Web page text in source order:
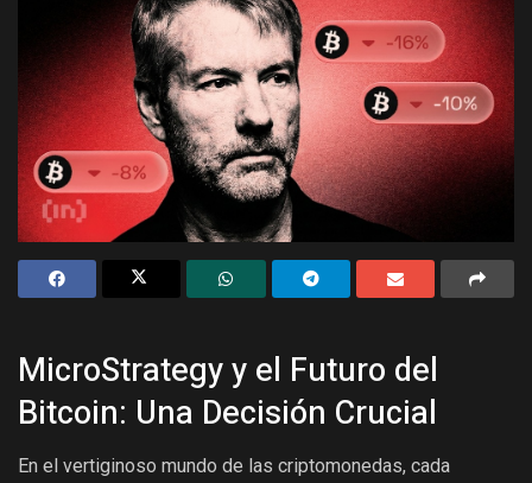
MicroStrategy y el Futuro del
Bitcoin: Una Decisión Crucial
En el vertiginoso mundo de las criptomonedas, cada